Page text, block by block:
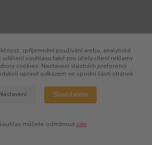
zpříjemnění používání webu, analytické
udělení souhlasu také pro účely cílení reklamy
cookies. Nastavení vlastních preferencí
upravit odkazem ve spodní části stránek.
Souhlasím
můžete odmítnout zde.